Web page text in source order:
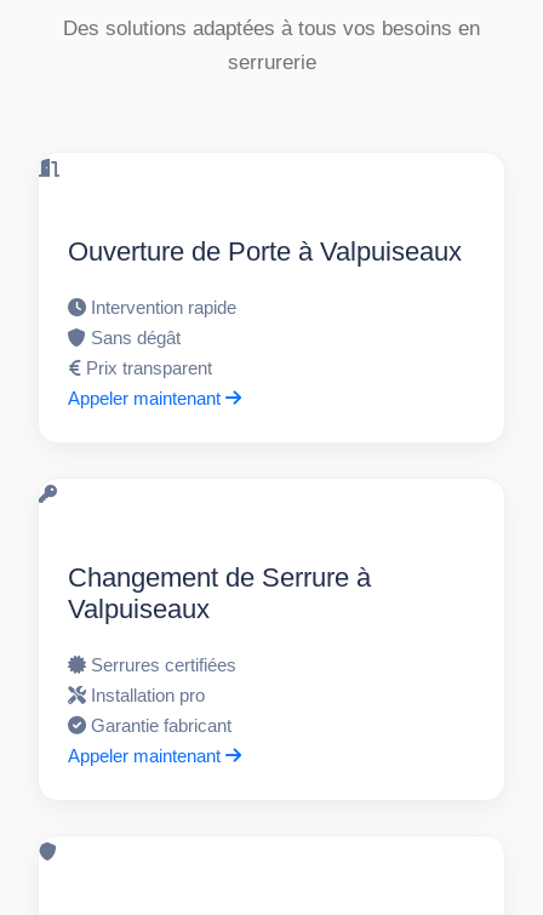
Des solutions adaptées à tous vos besoins en
serrurerie
Ouverture de Porte à Valpuiseaux
Intervention rapide
Sans dégât
Prix transparent
Appeler maintenant
Changement de Serrure à
Valpuiseaux
Serrures certifiées
Installation pro
Garantie fabricant
Appeler maintenant